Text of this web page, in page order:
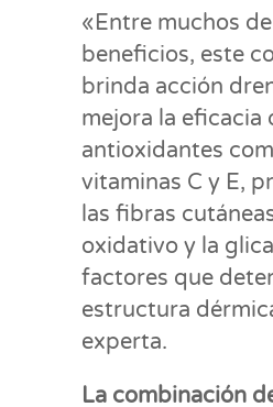
«Entre muchos
beneficios, este
brinda acción
mejora la eficacia
antioxidantes
vitaminas C y E,
las fibras
oxidativo y la
factores que
estructura
experta.
La combinación